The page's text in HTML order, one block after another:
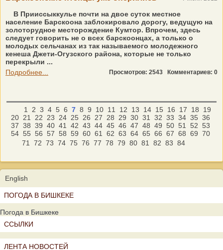
В Прииссыккулье почти на двое суток местное
население Барскоона заблокировало дорогу, ведущую на
золоторудное месторождение Кумтор. Впрочем, здесь
следует говорить не о всех барскоонцах, а только о
молодых сельчанах из так называемого молодежного
кенеша Джети-Огузского района, которые не только
перекрыли ...
Подробнее...
Просмотров: 2543 Комментариев: 0
1 2 3 4 5 6 7 8 9 10 11 12 13 14 15 16 17 18
19
20 21 22 23 24 25 26 27 28 29 30 31 32 33 34 35 36
37 38 39 40 41 42 43 44 45 46 47 48 49 50 51 52 53
54 55 56 57 58 59 60 61 62 63 64 65 66 67 68 69 70
71
72 73 74 75 76 77 78 79 80 81 82 83 84
English
ПОГОДА В БИШКЕКЕ
Погода в Бишкеке
ССЫЛКИ
ЛЕНТА НОВОСТЕЙ